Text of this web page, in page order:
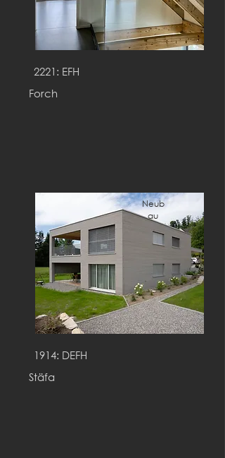
2221: EFH
Forch
Neub
au
1914: DEFH
Stäfa